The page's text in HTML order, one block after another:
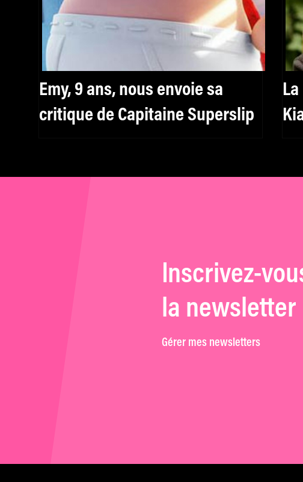
Emy, 9 ans, nous envoie sa
critique de Capitaine Superslip
Inscrivez-
la newsletter
Gérer mes newsletters